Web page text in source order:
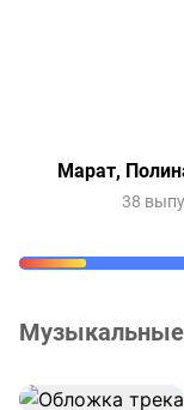
Марат,
38
Музыкальные